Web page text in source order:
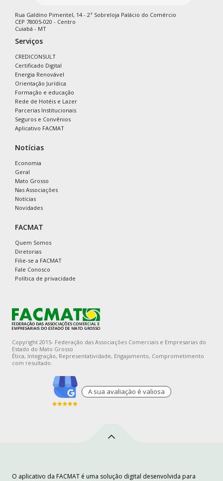
Rua Galdino Pimentel, 14 - 2ª Sobreloja Palácio do Comércio
CEP 78005-020 - Centro
Cuiabá - MT
Serviços
CREDICONSULT
Certificado Digital
Energia Renovável
Orientação Jurídica
Formação e educação
Rede de Hotéis e Lazer
Parcerias Institucionais
Seguros e Convênios
Aplicativo FACMAT
Notícias
Economia
Geral
Mato Grosso
Nas Associações
Notícias
Novidades
FACMAT
Quem Somos
Diretorias
Filie-se a FACMAT
Fale Conosco
Política de privacidade
Copyright 2015- Federação das Associações Comerciais e Empresarias do
Estado do Mato Grosso
Ética, Integração, Representatividade, Engajamento, Comprometimento
com resultado.
A sua avaliaçào é valiosa
O aplicativo da FACMAT é uma solução digital desenvolvida para